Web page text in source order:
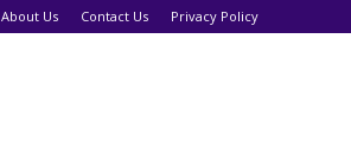
About Us Contact Us Privacy Policy